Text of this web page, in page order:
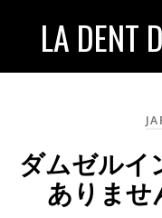
LA DENT
ダムゼルイ
ありませ